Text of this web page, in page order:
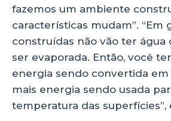
fazemos um ambiente
características mudam”. “Em
construídas não vão ter água
ser evaporada. Então, você
energia sendo convertida em
mais energia sendo usada
temperatura das superfícies”,